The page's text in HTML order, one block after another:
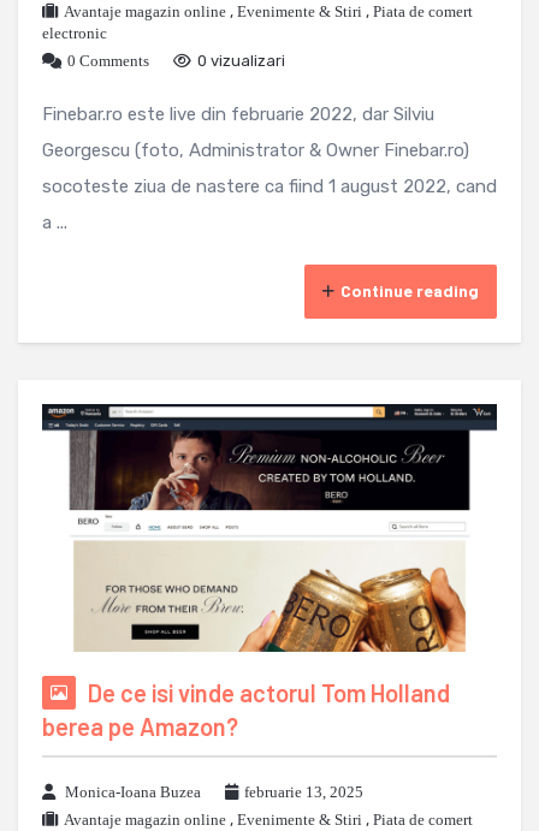
Avantaje magazin online , Evenimente & Stiri , Piata de comert
electronic
0 Comments
0 vizualizari
Finebar.ro este live din februarie 2022, dar Silviu
Georgescu (foto, Administrator & Owner Finebar.ro)
socoteste ziua de nastere ca fiind 1 august 2022, cand
a ...
Continue reading
De ce isi vinde actorul Tom Holland
berea pe Amazon?
Monica-Ioana Buzea
februarie 13, 2025
Avantaje magazin online , Evenimente & Stiri , Piata de comert